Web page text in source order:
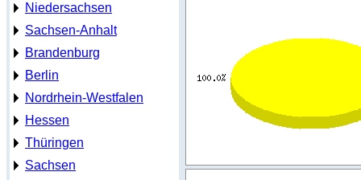
Niedersachsen
Sachsen-Anhalt
Brandenburg
Berlin
Nordrhein-Westfalen
Hessen
Thüringen
Sachsen